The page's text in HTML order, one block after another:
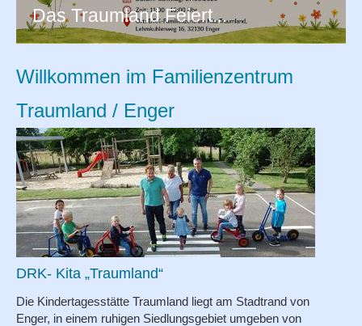
Angebote
Termine
Projekte
Orientierung
Förderverein
Partner
Fotoalbum
Das Traumland Feiert...
Willkommen im Familienzentrum
Traumland / Enger
DRK- Kita „Traumland“
Die Kindertagesstätte Traumland liegt am Stadtrand von
Enger, in einem ruhigen Siedlungsgebiet umgeben von